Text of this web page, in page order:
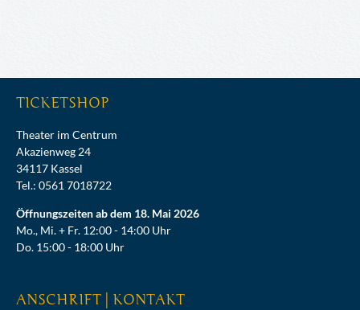
TICKETSHOP
Theater im Centrum
Akazienweg 24
34117 Kassel
Tel.: 0561 7018722
Öffnungszeiten ab dem 18. Mai 2026
Mo., Mi. + Fr. 12:00 - 14:00 Uhr
Do. 15:00 - 18:00 Uhr
ANSCHRIFT | KONTAKT